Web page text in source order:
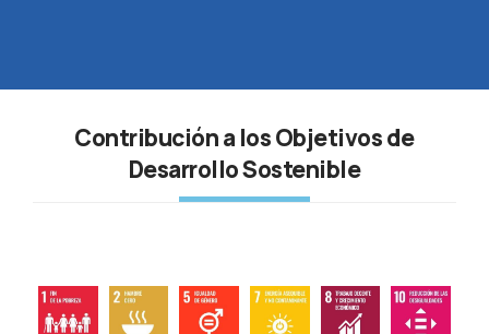
Contribución a los Objetivos de
Desarrollo Sostenible